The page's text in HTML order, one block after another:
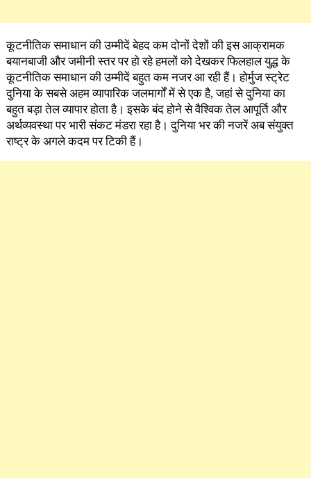
कूटनीतिक समाधान की उम्मीदें बेहद कम दोनों देशों की इस आक्रामक
बयानबाजी और जमीनी स्तर पर हो रहे हमलों को देखकर फिलहाल युद्ध के
कूटनीतिक समाधान की उम्मीदें बहुत कम नजर आ रही हैं। होर्मुज स्ट्रेट
दुनिया के सबसे अहम व्यापारिक जलमार्गों में से एक है, जहां से दुनिया का
बहुत बड़ा तेल व्यापार होता है। इसके बंद होने से वैश्विक तेल आपूर्ति और
अर्थव्यवस्था पर भारी संकट मंडरा रहा है। दुनिया भर की नजरें अब संयुक्त
राष्ट्र के अगले कदम पर टिकी हैं।